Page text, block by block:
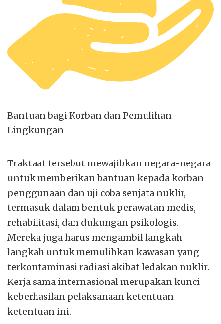
Bantuan bagi Korban dan Pemulihan
Lingkungan
Traktaat tersebut mewajibkan negara-negara
untuk memberikan bantuan kepada korban
penggunaan dan uji coba senjata nuklir,
termasuk dalam bentuk perawatan medis,
rehabilitasi, dan dukungan psikologis.
Mereka juga harus mengambil langkah-
langkah untuk memulihkan kawasan yang
terkontaminasi radiasi akibat ledakan nuklir.
Kerja sama internasional merupakan kunci
keberhasilan pelaksanaan ketentuan-
ketentuan ini.